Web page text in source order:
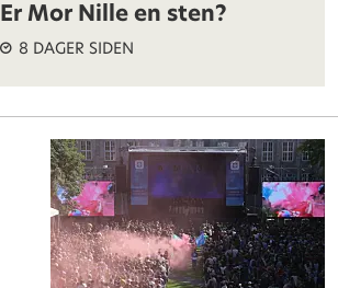
Er Mor Nille en sten?
8 DAGER SIDEN